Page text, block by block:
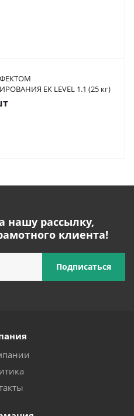
ЕК LEVEL 1.1 (25 кг)
нашу рассылку,
клиента!